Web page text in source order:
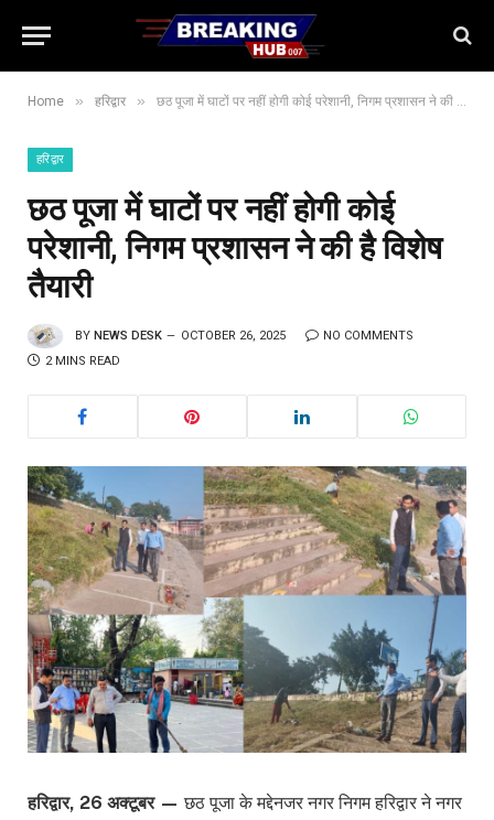
Home » हरिद्वार » छठ पूजा में घाटों पर नहीं होगी कोई परेशानी, निगम प्रशासन ने की है विशेष तैयारी
हरिद्वार
छठ पूजा में घाटों पर नहीं होगी कोई
परेशानी, निगम प्रशासन ने की है विशेष
तैयारी
BY NEWS DESK OCTOBER 26, 2025
NO COMMENTS
2 MINS READ
हरिद्वार, 26 अक्टूबर — छठ पूजा के मद्देनजर नगर निगम हरिद्वार ने नगर